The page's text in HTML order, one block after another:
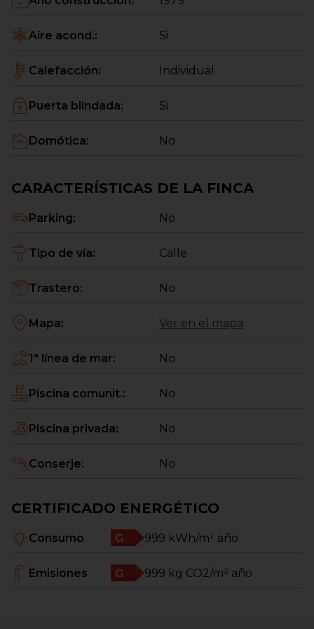
Aire acond.: Si
Calefacción: Individual
Puerta blindada: Si
Domótica: No
CARACTERÍSTICAS DE LA FINCA
Parking: No
Tipo de vía: Calle
Trastero: No
Mapa: Ver en el mapa
1ª línea de mar: No
Piscina comunit.: No
Piscina privada: No
Conserje: No
CERTIFICADO ENERGÉTICO
Consumo 999 kWh/m² año
Emisiones 999 kg CO2/m² año